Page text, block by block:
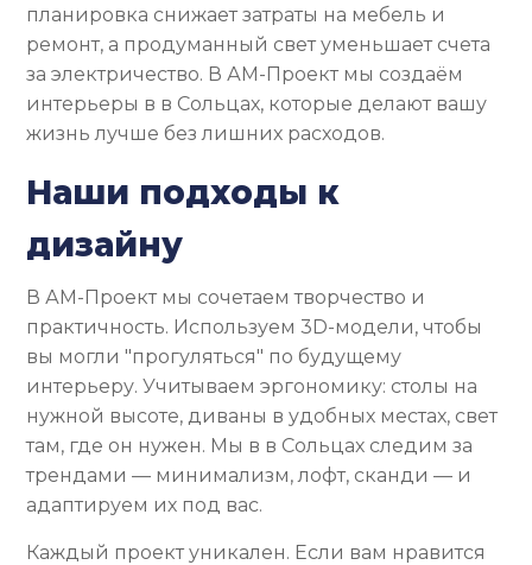
планировка снижает затраты на мебель и
ремонт, а продуманный свет уменьшает счета
за электричество. В АМ-Проект мы создаём
интерьеры в в Сольцах, которые делают вашу
жизнь лучше без лишних расходов.
Наши подходы к
дизайну
В АМ-Проект мы сочетаем творчество и
практичность. Используем 3D-модели, чтобы
вы могли "прогуляться" по будущему
интерьеру. Учитываем эргономику: столы на
нужной высоте, диваны в удобных местах, свет
там, где он нужен. Мы в в Сольцах следим за
трендами — минимализм, лофт, сканди — и
адаптируем их под вас.
Каждый проект уникален. Если вам нравится